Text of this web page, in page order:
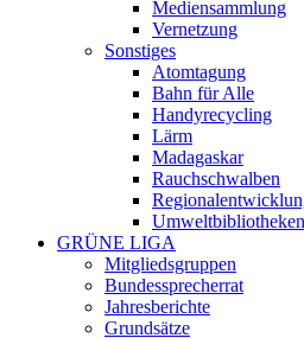
Mediensammlung
Vernetzung
Sonstiges
Atomtagung
Bahn für Alle
Handyrecycling
Lärm
Madagaskar
Rauchschwalben
Umweltbibliotheken
GRÜNE LIGA
Mitgliedsgruppen
Bundessprecherrat
Jahresberichte
Grundsätze